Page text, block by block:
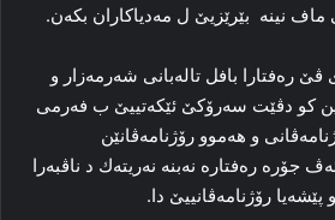
نینە بێرێزیێ ل مەدیاكاران بكەن.
رەفتارا بافل تالەبانی شەرمەزار و
كو دڤێت سەرۆكێ ئێكەتییێ ب فەرمی
و هەموو رۆژنامەڤانێن
جۆرە رەفتارە نەبنە نەریتەك د ناڤبەرا
رۆژنامەڤانییێ دا.